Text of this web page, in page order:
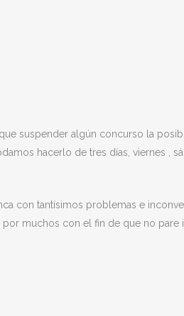
suspender algún concurso la
hacerlo de tres días, viernes ,
con tantísimos problemas e
muchos con el fin de que no